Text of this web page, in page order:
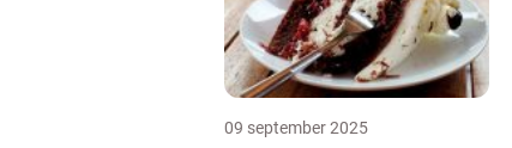
09 september 2025